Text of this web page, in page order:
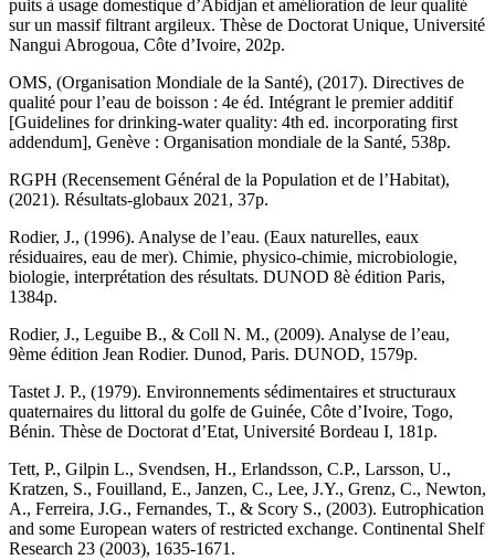
puits à usage domestique d’Abidjan et amélioration de leur qualité
sur un massif filtrant argileux. Thèse de Doctorat Unique, Université
Nangui Abrogoua, Côte d’Ivoire, 202p.
OMS, (Organisation Mondiale de la Santé), (2017). Directives de
qualité pour l’eau de boisson : 4e éd. Intégrant le premier additif
[Guidelines for drinking-water quality: 4th ed. incorporating first
addendum], Genève : Organisation mondiale de la Santé, 538p.
RGPH (Recensement Général de la Population et de l’Habitat),
(2021). Résultats-globaux 2021, 37p.
Rodier, J., (1996). Analyse de l’eau. (Eaux naturelles, eaux
résiduaires, eau de mer). Chimie, physico-chimie, microbiologie,
biologie, interprétation des résultats. DUNOD 8è édition Paris,
1384p.
Rodier, J., Leguibe B., & Coll N. M., (2009). Analyse de l’eau,
9ème édition Jean Rodier. Dunod, Paris. DUNOD, 1579p.
Tastet J. P., (1979). Environnements sédimentaires et structuraux
quaternaires du littoral du golfe de Guinée, Côte d’Ivoire, Togo,
Bénin. Thèse de Doctorat d’Etat, Université Bordeau I, 181p.
Tett, P., Gilpin L., Svendsen, H., Erlandsson, C.P., Larsson, U.,
Kratzen, S., Fouilland, E., Janzen, C., Lee, J.Y., Grenz, C., Newton,
A., Ferreira, J.G., Fernandes, T., & Scory S., (2003). Eutrophication
and some European waters of restricted exchange. Continental Shelf
Research 23 (2003), 1635-1671.